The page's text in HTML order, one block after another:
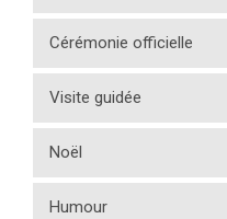
Cérémonie officielle
Visite guidée
Noël
Humour